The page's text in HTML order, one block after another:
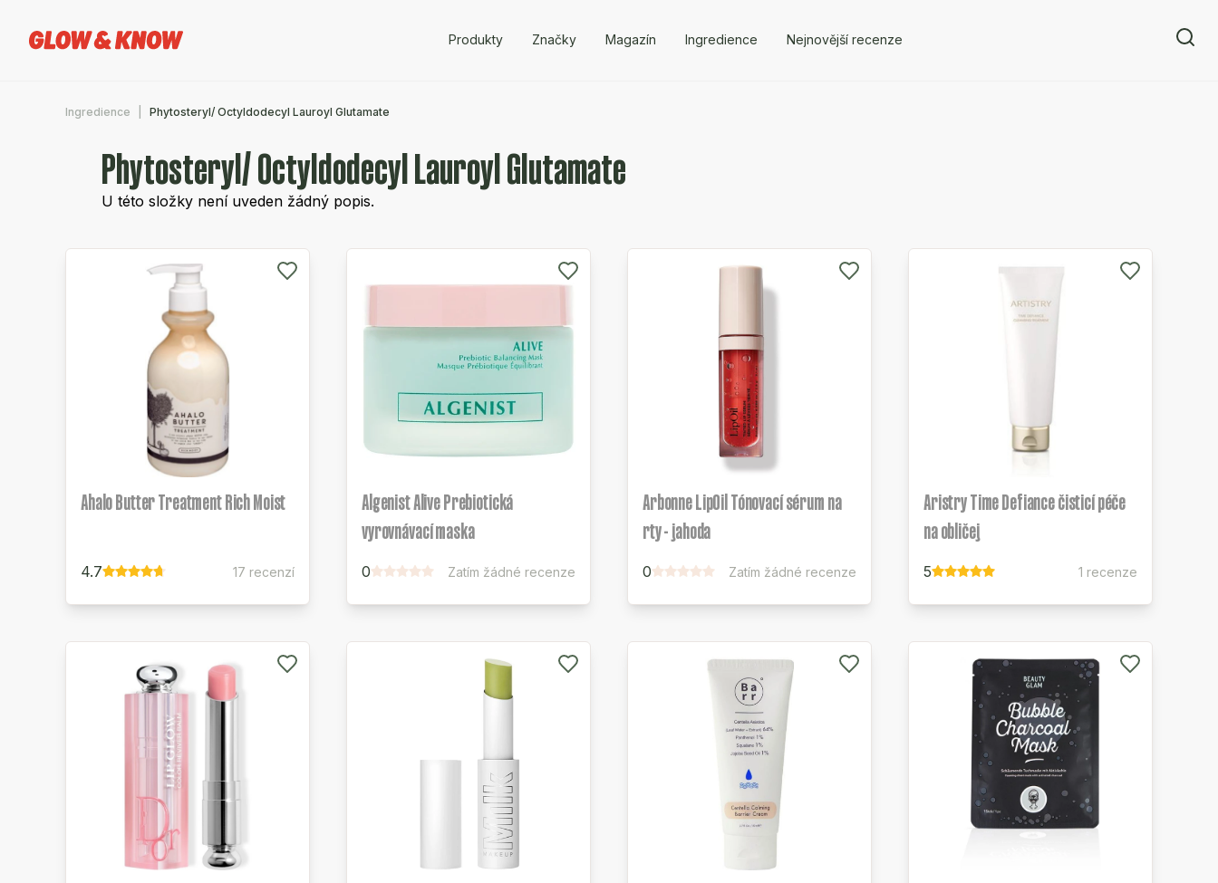
Produkty Značky Magazín Ingredience Nejnovější recenze
Ingredience Phytosteryl/ Octyldodecyl Lauroyl Glutamate
Phytosteryl/ Octyldodecyl Lauroyl Glutamate
U této složky není uveden žádný popis.
Ahalo Butter Treatment Rich Moist
4.7 17 recenzí
Algenist Alive Prebiotická
vyrovnávací maska
0 Zatím žádné recenze
Arbonne LipOil Tónovací sérum na
rty - jahoda
0 Zatím žádné recenze
Aristry Time Defiance čisticí péče
na obličej
5 1 recenze